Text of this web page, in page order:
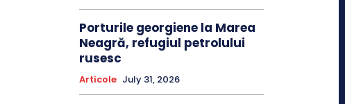
Porturile georgiene la Marea
Neagră, refugiul petrolului
rusesc
Articole July 31, 2026